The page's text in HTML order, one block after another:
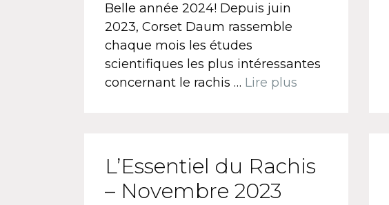
Belle année 2024! Depuis juin
2023, Corset Daum rassemble
chaque mois les études
scientifiques les plus intéressantes
concernant le rachis … Lire plus
L’Essentiel du Rachis
– Novembre 2023